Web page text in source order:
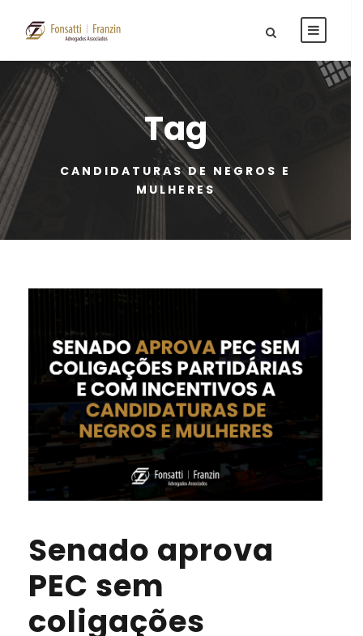
Tag
CANDIDATURAS DE NEGROS E
MULHERES
Senado aprova
PEC sem
coligações